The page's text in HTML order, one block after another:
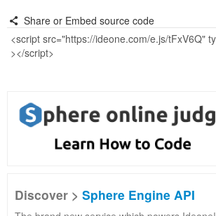
Share or Embed source code
Discover > Sphere Engine API